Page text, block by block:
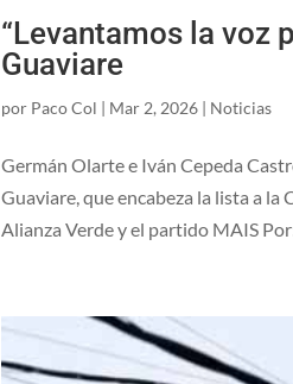
“Levantamos la voz
Guaviare
por Paco Col | Mar 2, 2026 | Noticias
Germán Olarte e Iván Cepeda
Guaviare, que encabeza la lista a
Alianza Verde y el partido MAIS